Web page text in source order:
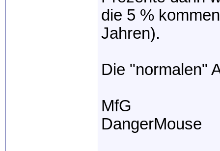
die 5 %
Jahren).
Die "normalen"
MfG
DangerMouse